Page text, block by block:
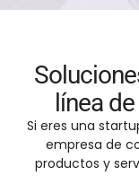
línea
Si eres una
empresa de
productos y